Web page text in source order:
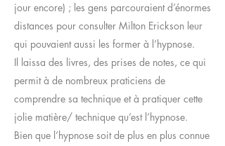
jour encore) ; les gens parcouraient d’énormes
distances pour consulter Milton Erickson leur
qui pouvaient aussi les former à l’hypnose.
Il laissa des livres, des prises de notes, ce qui
permit à de nombreux praticiens de
comprendre sa technique et à pratiquer cette
jolie matière/ technique qu’est l’hypnose.
Bien que l’hypnose soit de plus en plus connue